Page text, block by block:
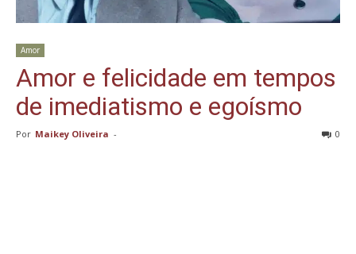
Amor
Amor e felicidade em tempos
de imediatismo e egoísmo
Por Maikey Oliveira - 0